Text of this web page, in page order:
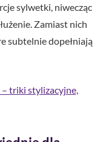
sylwetki, niwecząc
Zamiast nich
subtelnie dopełniają
triki stylizacyjne,